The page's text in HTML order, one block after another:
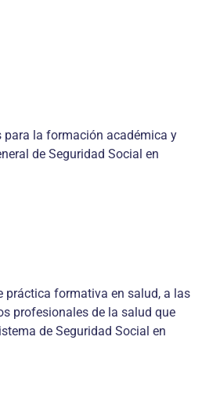
para la formación académica y
de Seguridad Social en
práctica formativa en salud, a las
profesionales de la salud que
de Seguridad Social en